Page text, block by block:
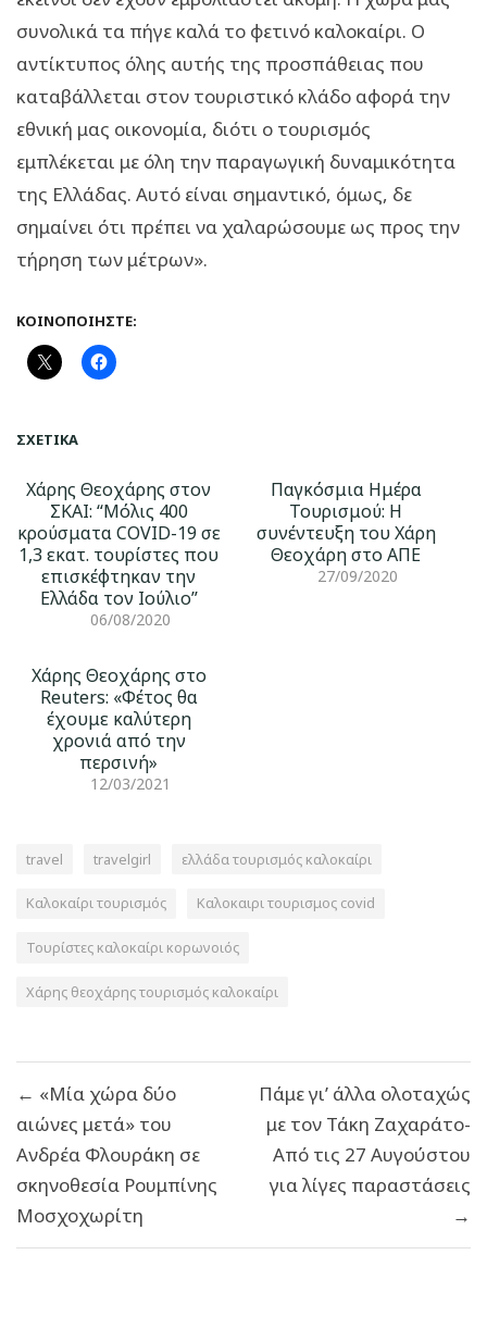
συνολικά τα πήγε καλά το φετινό καλοκαίρι. Ο
αντίκτυπος όλης αυτής της προσπάθειας που
καταβάλλεται στον τουριστικό κλάδο αφορά την
εθνική μας οικονομία, διότι ο τουρισμός
εμπλέκεται με όλη την παραγωγική δυναμικότητα
της Ελλάδας. Αυτό είναι σημαντικό, όμως, δε
σημαίνει ότι πρέπει να χαλαρώσουμε ως προς την
τήρηση των μέτρων».
ΚΟΙΝΟΠΟΙΉΣΤΕ:
ΣΧΕΤΙΚΆ
Χάρης Θεοχάρης στον
ΣΚΑΙ: “Μόλις 400
κρούσματα COVID-19 σε
1,3 εκατ. τουρίστες που
επισκέφτηκαν την
Ελλάδα τον Ιούλιο”
06/08/2020
Παγκόσμια Ημέρα
Τουρισμού: Η
συνέντευξη του Χάρη
Θεοχάρη στο ΑΠΕ
27/09/2020
Χάρης Θεοχάρης στο
Reuters: «Φέτος θα
έχουμε καλύτερη
χρονιά από την
περσινή»
12/03/2021
travel travelgirl ελλάδα τουρισμός καλοκαίρι
Καλοκαίρι τουρισμός Καλοκαιρι τουρισμος covid
Τουρίστες καλοκαίρι κορωνοιός
Χάρης θεοχάρης τουρισμός καλοκαίρι
άρθρων
← «Μία χώρα δύο
αιώνες μετά» του
Ανδρέα Φλουράκη σε
σκηνοθεσία Ρουμπίνης
Μοσχοχωρίτη
Πάμε γι’ άλλα ολοταχώς
με τον Τάκη Ζαχαράτο-
Από τις 27 Αυγούστου
για λίγες παραστάσεις
→